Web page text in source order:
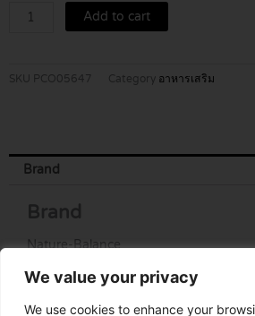
We value your privacy
We use cookies to enhance your
quantity
Add to cart
SKU PCO05647 Category อาหารเสริม
Brand
Brand
Nature-Balance